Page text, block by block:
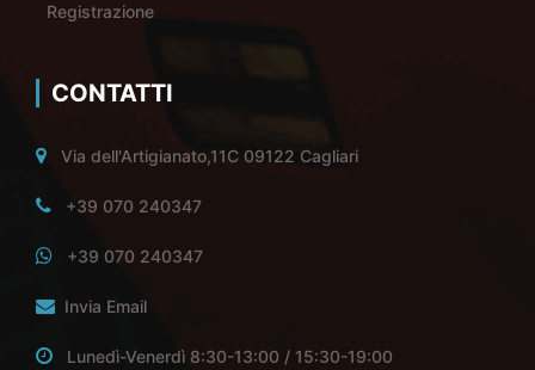
Registrazione
CONTATTI
Via dell'Artigianato,11C 09122 Cagliari
+39 070 240347
+39 070 240347
Invia Email
Lunedì-Venerdì 8:30-13:00 / 15:30-19:00